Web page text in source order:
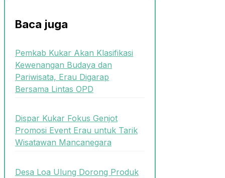
Baca juga
Pemkab Kukar Akan Klasifikasi
Kewenangan Budaya dan
Pariwisata, Erau Digarap
Bersama Lintas OPD
Dispar Kukar Fokus Genjot
Promosi Event Erau untuk Tarik
Wisatawan Mancanegara
Desa Loa Ulung Dorong Produk